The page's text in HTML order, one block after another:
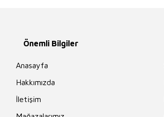
Önemli Bilgiler
Anasayfa
Hakkımızda
İletişim